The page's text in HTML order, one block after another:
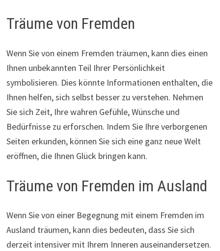
Träume von Fremden
Wenn Sie von einem Fremden träumen, kann dies einen
Ihnen unbekannten Teil Ihrer Persönlichkeit
symbolisieren. Dies könnte Informationen enthalten, die
Ihnen helfen, sich selbst besser zu verstehen. Nehmen
Sie sich Zeit, Ihre wahren Gefühle, Wünsche und
Bedürfnisse zu erforschen. Indem Sie Ihre verborgenen
Seiten erkunden, können Sie sich eine ganz neue Welt
eröffnen, die Ihnen Glück bringen kann.
Träume von Fremden im Ausland
Wenn Sie von einer Begegnung mit einem Fremden im
Ausland träumen, kann dies bedeuten, dass Sie sich
derzeit intensiver mit Ihrem Inneren auseinandersetzen.